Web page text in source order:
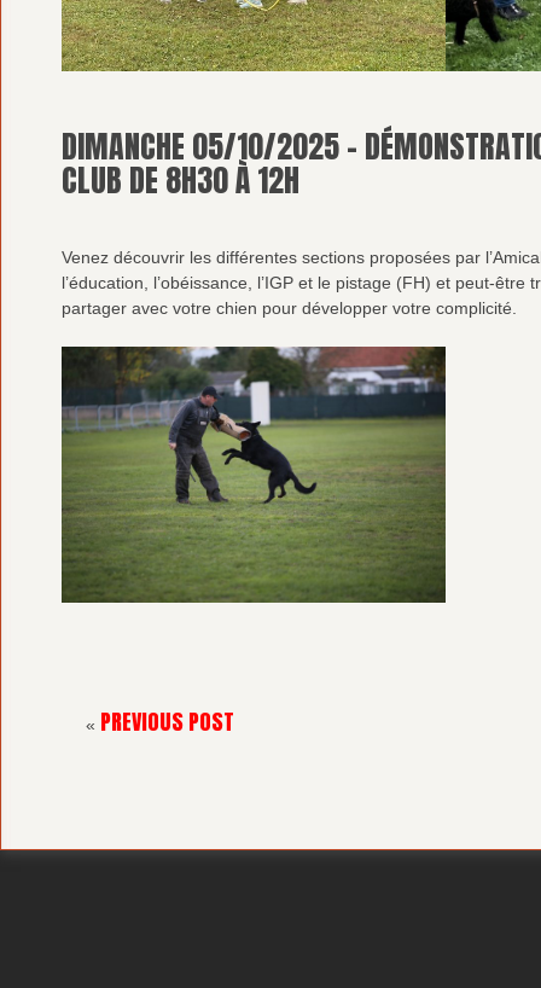
DIMANCHE 05/10/2025 –
CLUB DE 8H30 À 12H
Venez découvrir les différentes sections proposées par
l’éducation, l’obéissance, l’IGP et le pistage (FH) et peut-
partager avec votre chien pour développer votre complicité.
« PREVIOUS POST